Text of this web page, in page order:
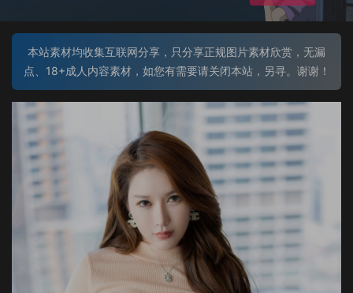
本站素材均收集互联网分享，只分享正规图片素材欣赏，无漏
点、18+成人内容素材，如您有需要请关闭本站，另寻。谢谢！